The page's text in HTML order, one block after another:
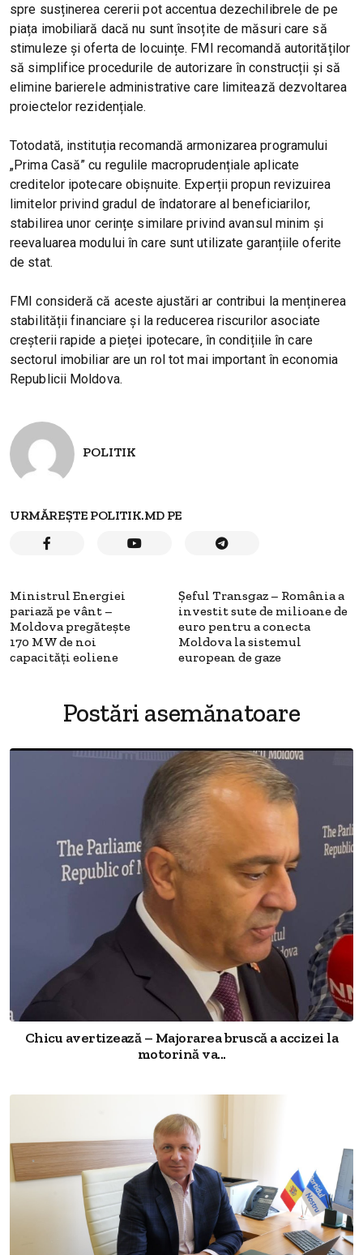
spre susținerea cererii pot accentua dezechilibrele de pe
piața imobiliară dacă nu sunt însoțite de măsuri care să
stimuleze și oferta de locuințe. FMI recomandă autorităților
să simplifice procedurile de autorizare în construcții și să
elimine barierele administrative care limitează dezvoltarea
proiectelor rezidențiale.
Totodată, instituția recomandă armonizarea programului
„Prima Casă” cu regulile macroprudențiale aplicate
creditelor ipotecare obișnuite. Experții propun revizuirea
limitelor privind gradul de îndatorare al beneficiarilor,
stabilirea unor cerințe similare privind avansul minim și
reevaluarea modului în care sunt utilizate garanțiile oferite
de stat.
FMI consideră că aceste ajustări ar contribui la menținerea
stabilității financiare și la reducerea riscurilor asociate
creșterii rapide a pieței ipotecare, în condițiile în care
sectorul imobiliar are un rol tot mai important în economia
Republicii Moldova.
POLITIK
URMĂREȘTE POLITIK.MD PE
Ministrul Energiei
pariază pe vânt –
Moldova pregătește
170 MW de noi
capacități eoliene
Șeful Transgaz – România a
investit sute de milioane de
euro pentru a conecta
Moldova la sistemul
european de gaze
Postări asemănatoare
Chicu avertizează – Majorarea bruscă a accizei la
motorină va...